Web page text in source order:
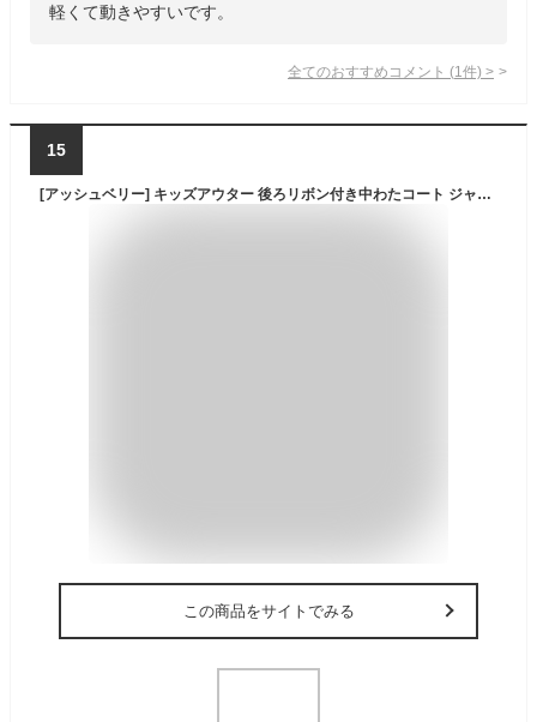
軽くて動きやすいです。
全てのおすすめコメント (1 件) >
15
[アッシュベリー] キッズアウター 後ろリボン付き中わたコート ジャケット 子供用コート 子供服 天使のコート チャコール140cm(632400)
この商品をサイトでみる